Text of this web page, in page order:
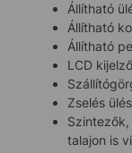
Állítható
Állítható
Állítható
LCD kijelző
Zselés ülés
talajon is